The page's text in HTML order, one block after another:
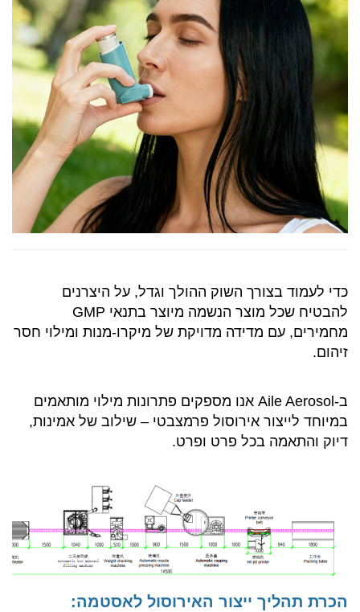
לְהִתְחַבֵּר אֵלֵינוּ
כדי לעמוד בצורך השוק ההולך וגדל, על היצרנים
להבטיח שכל מוצר הנשמה מיוצר בתנאי GMP
מחמירים, עם מדידה מדויקת של מיקרו-מנות ומילוי חסר
זיהום.
ב-Aile Aerosol אנו מספקים פתרונות מילוי מותאמים
במיוחד לייצור אירוסול פרמצבטי – שילוב של אמינות,
דיוק והתאמה בכל פרט ופרט.
הכרת תהליך ייצור האירוסול לאסטמה: